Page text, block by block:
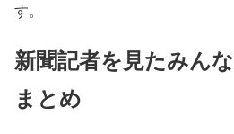
す。
新聞記者を見たみん
まとめ